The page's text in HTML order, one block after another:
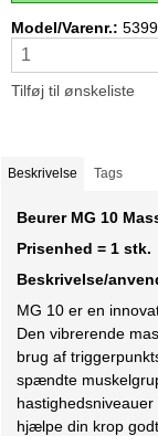
Model/Varenr.: 5399
Tilføj til ønskeliste
Beskrivelse Tags
Beurer MG 10
Prisenhed = 1 stk.
Beskrivelse/
MG 10 er en
Den vibrerende
brug af
spændte
hjælpe din krop